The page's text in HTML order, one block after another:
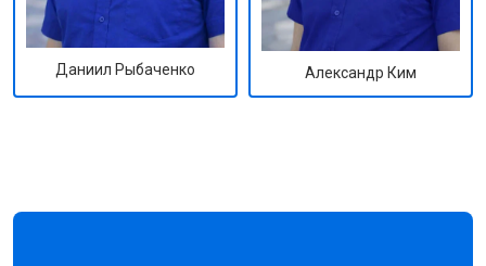
Даниил Рыбаченко Александр Ким